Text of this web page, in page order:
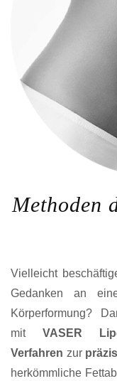
Methoden
Vielleicht
Gedanken an
Körperformung?
mit VASER
Verfahren zur
herkömmliche